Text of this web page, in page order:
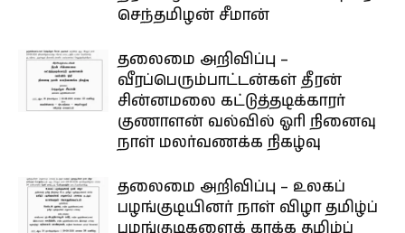
செந்தமிழன் சீமான்
தலைமை அறிவிப்பு –
வீரப்பெரும்பாட்டன்கள் தீரன்
சின்னமலை கட்டுத்தடிக்காரர்
குணாளன் வல்வில் ஓரி நினைவு
நாள் மலர்வணக்க நிகழ்வு
தலைமை அறிவிப்பு – உலகப்
பழங்குடியினர் நாள் விழா தமிழ்ப்
பழங்குடிகளைக் காக்க தமிழ்ப்